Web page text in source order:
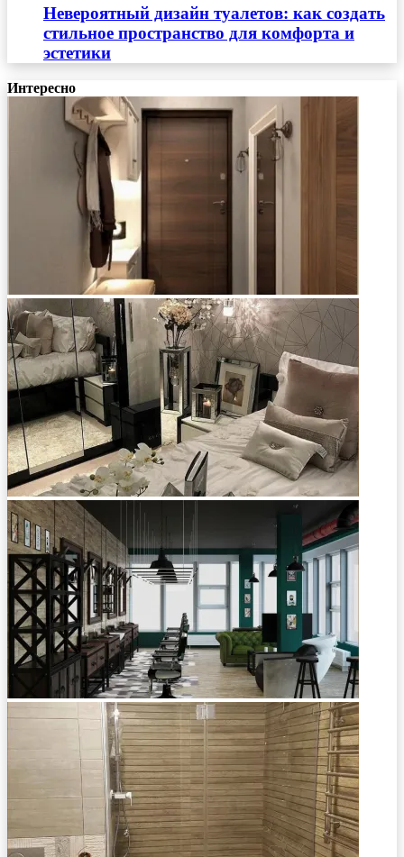
Невероятный дизайн туалетов: как создать
стильное пространство для комфорта и
эстетики
Интересно